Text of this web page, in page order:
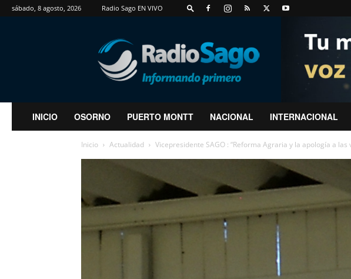
sábado, 8 agosto, 2026 Radio Sago EN VIVO
RadioSago
INICIO OSORNO PUERTO MONTT NACIONAL INTERNACIONAL
Inicio Actualidad Vicepresidente SAGO : “Reforma Agraria y la apología a las